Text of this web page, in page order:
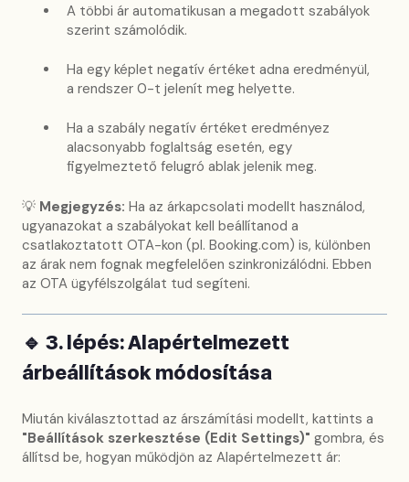
A többi ár automatikusan a megadott szabályok
szerint számolódik.
Ha egy képlet negatív értéket adna eredményül,
a rendszer 0-t jelenít meg helyette.
Ha a szabály negatív értéket eredményez
alacsonyabb foglaltság esetén, egy
figyelmeztető felugró ablak jelenik meg.
💡 Megjegyzés: Ha az árkapcsolati modellt használod,
ugyanazokat a szabályokat kell beállítanod a
csatlakoztatott OTA-kon (pl. Booking.com) is, különben
az árak nem fognak megfelelően szinkronizálódni. Ebben
az OTA ügyfélszolgálat tud segíteni.
🔹 3. lépés: Alapértelmezett
árbeállítások módosítása
Miután kiválasztottad az árszámítási modellt, kattints a
"Beállítások szerkesztése (Edit Settings)" gombra, és
állítsd be, hogyan működjön az Alapértelmezett ár: